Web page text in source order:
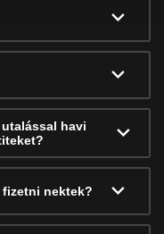
havi
nektek?